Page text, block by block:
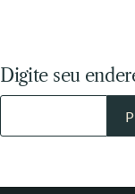
Digite seu